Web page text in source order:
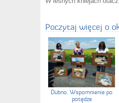
Poczytaj więcej o
Dubno. Wspomnienie po
potędze